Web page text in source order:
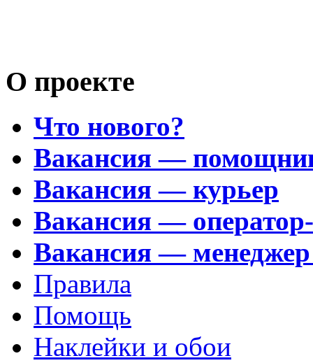
О проекте
Что нового?
Вакансия —
Вакансия — курьер
Вакансия —
Вакансия —
Правила
Помощь
Наклейки и обои